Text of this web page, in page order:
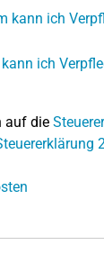
kann ich
ich
auf die